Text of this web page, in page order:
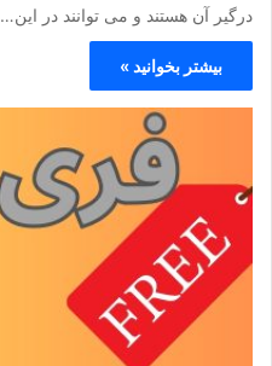
درگیر آن هستند و می توانند در این…
بیشتر بخوانید »